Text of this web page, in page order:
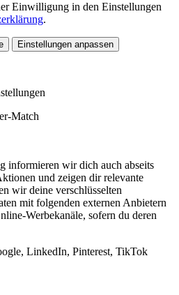
Einwilligung in den Einstellungen
.
Einstellungen anpassen
Match
informieren wir dich auch abseits
und zeigen dir relevante
wir deine verschlüsselten
mit folgenden externen Anbietern
Werbekanäle, sofern du deren
LinkedIn, Pinterest, TikTok